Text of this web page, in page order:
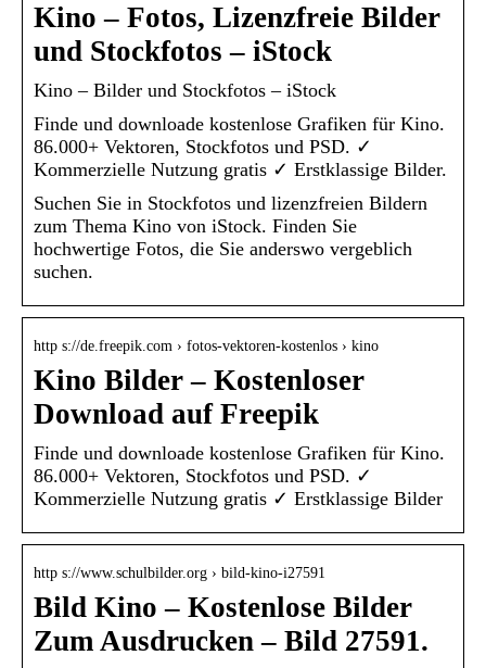
Kino – Fotos, Lizenzfreie Bilder
und Stockfotos – iStock
Kino – Bilder und Stockfotos – iStock
Finde und downloade kostenlose Grafiken für Kino.
86.000+ Vektoren, Stockfotos und PSD. ✓
Kommerzielle Nutzung gratis ✓ Erstklassige Bilder.
Suchen Sie in Stockfotos und lizenzfreien Bildern
zum Thema Kino von iStock. Finden Sie
hochwertige Fotos, die Sie anderswo vergeblich
suchen.
http s://de.freepik.com › fotos-vektoren-kostenlos › kino
Kino Bilder – Kostenloser
Download auf Freepik
Finde und downloade kostenlose Grafiken für Kino.
86.000+ Vektoren, Stockfotos und PSD. ✓
Kommerzielle Nutzung gratis ✓ Erstklassige Bilder
http s://www.schulbilder.org › bild-kino-i27591
Bild Kino – Kostenlose Bilder
Zum Ausdrucken – Bild 27591.